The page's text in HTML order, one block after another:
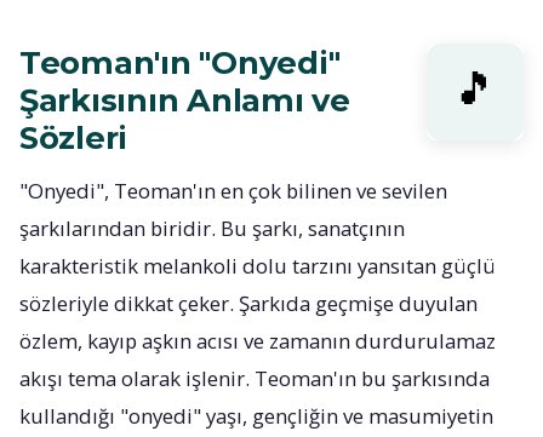
Teoman'ın "Onyedi"
Şarkısının Anlamı ve
Sözleri
"Onyedi", Teoman'ın en çok bilinen ve sevilen
şarkılarından biridir. Bu şarkı, sanatçının
karakteristik melankoli dolu tarzını yansıtan güçlü
sözleriyle dikkat çeker. Şarkıda geçmişe duyulan
özlem, kayıp aşkın acısı ve zamanın durdurulamaz
akışı tema olarak işlenir. Teoman'ın bu şarkısında
kullandığı "onyedi" yaşı, gençliğin ve masumiyetin